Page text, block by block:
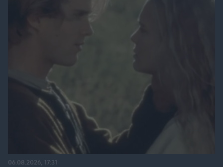
06.08.2026, 17:31